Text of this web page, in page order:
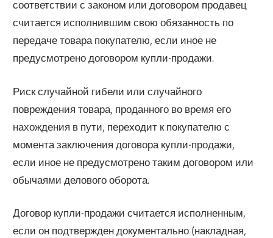
соответствии с законом или договором продавец
считается исполнившим свою обязанность по
передаче товара покупателю, если иное не
предусмотрено договором купли-продажи.
Риск случайной гибели или случайного
повреждения товара, проданного во время его
нахождения в пути, переходит к покупателю с
момента заключения договора купли-продажи,
если иное не предусмотрено таким договором или
обычаями делового оборота.
Договор купли-продажи считается исполненным,
если он подтвержден документально (накладная,